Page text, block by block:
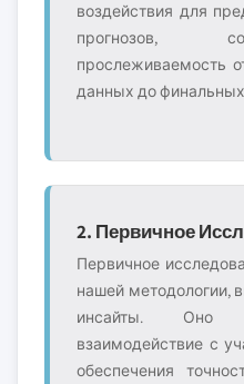
воздействия для
прогнозов,
прослеживаемость
данных до
2. Первичное
Первичное
нашей методологии,
инсайты. Оно
взаимодействие с
обеспечения